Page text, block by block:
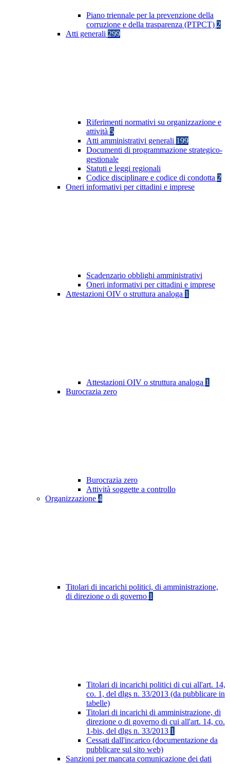
Piano triennale per la prevenzione della
corruzione e della trasparenza (PTPCT) 2
Atti generali 299
Riferimenti normativi su organizzazione e
attività 5
Atti amministrativi generali 199
Documenti di programmazione strategico-
gestionale
Statuti e leggi regionali
Codice disciplinare e codice di condotta 2
Oneri informativi per cittadini e imprese
Scadenzario obblighi amministrativi
Oneri informativi per cittadini e imprese
Attestazioni OIV o struttura analoga 1
Attestazioni OIV o struttura analoga 1
Burocrazia zero
Burocrazia zero
Attività soggette a controllo
Organizzazione 4
Titolari di incarichi politici, di amministrazione,
di direzione o di governo 1
Titolari di incarichi politici di cui all'art. 14,
co. 1, del dlgs n. 33/2013 (da pubblicare in
tabelle)
Titolari di incarichi di amministrazione, di
direzione o di governo di cui all'art. 14, co.
1-bis, del dlgs n. 33/2013 1
Cessati dall'incarico (documentazione da
pubblicare sul sito web)
Sanzioni per mancata comunicazione dei dati